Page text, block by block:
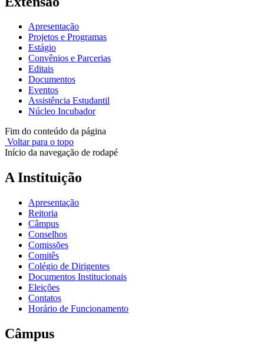
Apresentação
Projetos e Programas
Estágio
Convênios e Parcerias
Editais
Documentos
Eventos
Assistência Estudantil
Núcleo Incubador
Fim do conteúdo da página
Voltar para o topo
Início da navegação de rodapé
A Instituição
Apresentação
Reitoria
Câmpus
Conselhos
Comissões
Comitês
Colégio de Dirigentes
Documentos Institucionais
Eleições
Contatos
Horário de Funcionamento
Câmpus